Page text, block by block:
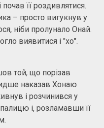
її роздивлятися.
– просто вигукнув у
ніби пролунало Онай.
виявитися і "хо".
той, що порізав
наказав Хонаю
і розчинився у
і, розламавши її